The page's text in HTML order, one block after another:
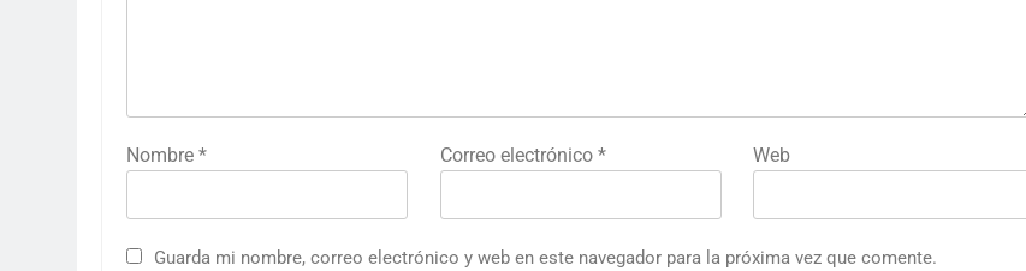
Nombre * Correo electrónico * Web
Guarda mi nombre, correo electrónico y web en este navegador para la próxima vez que comente.